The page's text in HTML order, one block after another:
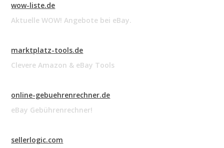
wow-liste.de
Aktuelle WOW! Angebote bei eBay.
marktplatz-tools.de
Clevere Amazon & eBay Tools
online-gebuehrenrechner.de
eBay Gebührenrechner!
sellerlogic.com